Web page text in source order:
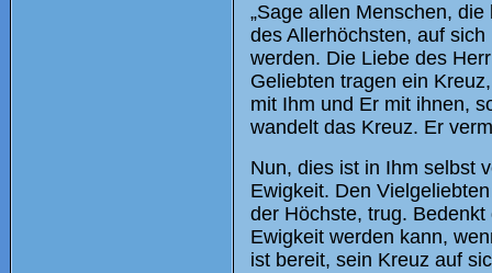
„Sage allen Menschen,
des Allerhöchsten, auf
werden. Die Liebe des
Geliebten tragen ein
mit Ihm und Er mit ihnen,
wandelt das Kreuz. Er
Nun, dies ist in Ihm selbst
Ewigkeit. Den
der Höchste, trug.
Ewigkeit werden kann,
ist bereit, sein Kreuz auf